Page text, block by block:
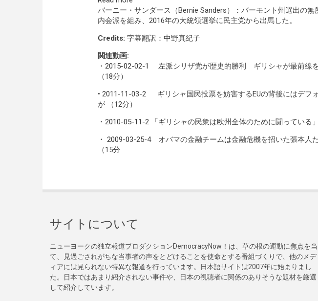
バーニー・サンダース（Bernie Sanders）：バーモント州選出の
内会派を組み、2016年の大統領選挙に民主党から出馬した。
Credits: 字幕翻訳：中野真紀子
関連動画:
・ 2015-02-02-1
左派シリザ党が歴史的勝利 ギリシャが最前線
（18分）
• 2011-11-03-2ギリシャ国民投票を妨害するEUの背後にはデフ
が （12分）
・ 2010-05-11-2「ギリシャの民衆は欧州全体のために闘っている
・ 2009-03-25-4オバマの金融チームは金融危機を招いた張本人
（15分
サイトについて
ニューヨークの独立報道プロダクションDemocracyNow！は、草の根の運動に焦点を当
て、見過ごされがちな当事者の声をとどけることを使命とする番組づくりで、他のメデ
ィアには見られない特異な報道を行っています。日本語サイトは2007年に始まりまし
た。日本ではあまり紹介されない事件や、日本の視聴者に関係のありそうな題材を厳選
して紹介しています。